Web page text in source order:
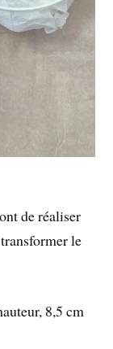
de réaliser
le
8,5 cm